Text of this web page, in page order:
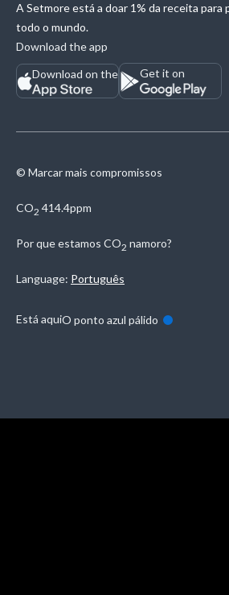
A Setmore está a doar 1% da receita para
todo o mundo.
Download the app
Download on the
Get it on
© Marcar mais compromissos
CO2 414.4ppm
Por que estamos CO2 namoro?
Language: Português
Está aquiO ponto azul pálido